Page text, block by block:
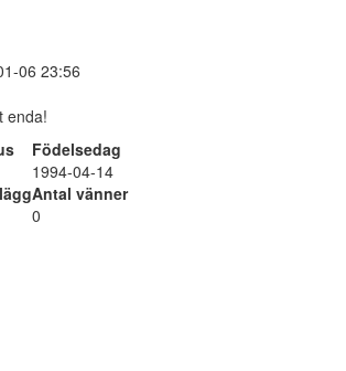
06 23:56
enda!
Födelsedag
1994-04-14
Antal vänner
0